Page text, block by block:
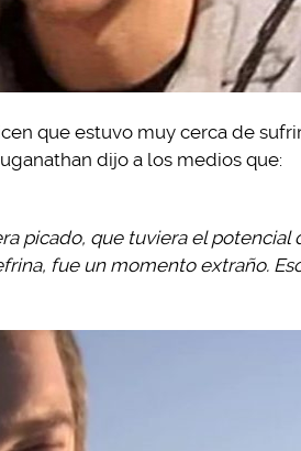
que estuvo muy cerca de
dijo a los medios que:
picado, que tuviera el potencial
fue un momento extraño.